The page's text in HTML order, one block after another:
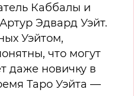
Каббалы и
Эдвард Уэйт.
Уэйтом,
что могут
даже новичку в
Таро Уэйта —